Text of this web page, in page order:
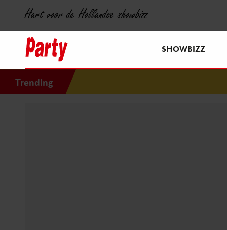
Hart voor de Hollandse showbizz
SHOWBIZZ
Trending